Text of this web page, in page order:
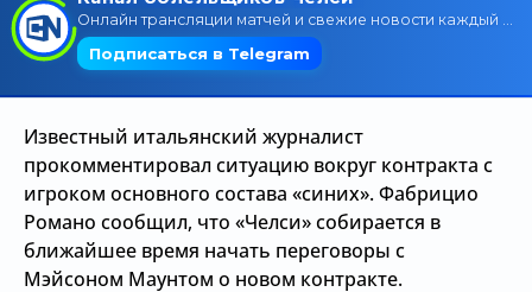
Известный итальянский журналист
прокомментировал ситуацию вокруг контракта с
игроком основного состава «синих». Фабрицио
Романо сообщил, что «Челси» собирается в
ближайшее время начать переговоры с
Мэйсоном Маунтом о новом контракте.
Поиск по сайту
Трансляции
О сайте
Контакты